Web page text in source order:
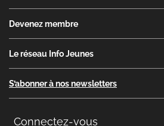
Devenez membre
Le réseau Info Jeunes
S’abonner à nos newsletters
Connectez-vous